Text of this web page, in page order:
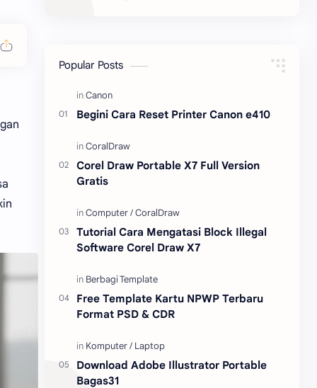
Canon
CoralDraw
Popular Posts
Begini Cara Reset Printer Canon e410
Corel Draw Portable X7 Full Version
Gratis
Tutorial Cara Mengatasi Block Illegal
Software Corel Draw X7
Free Template Kartu NPWP Terbaru
Format PSD & CDR
Download Adobe Illustrator Portable
Bagas31